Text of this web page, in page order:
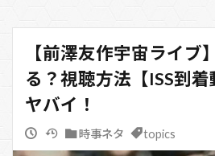
【前澤友作宇宙ライブ
る？視聴方法【ISS到
ヤバイ！
時事ネタ topics